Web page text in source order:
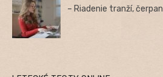
– Riadenie tranží,